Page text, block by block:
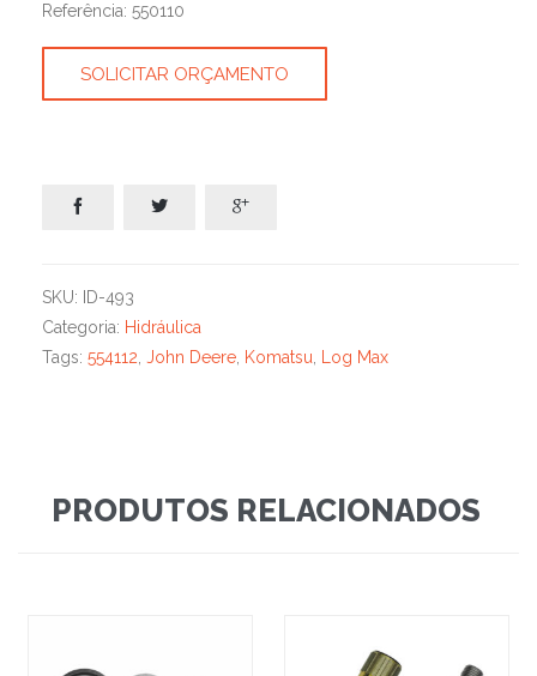
Referência: 550110
SOLICITAR ORÇAMENTO
  
SKU:
ID-493
Categoria: Hidráulica
Tags: 554112, John Deere, Komatsu, Log Max
PRODUTOS RELACIONADOS